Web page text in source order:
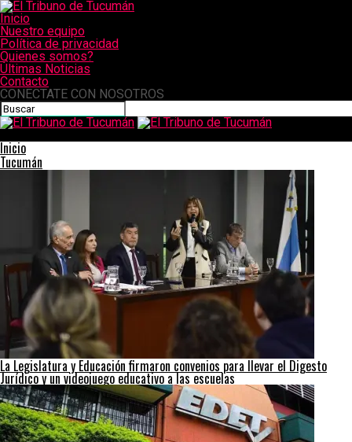
Inicio
Nuestro equipo
Política de privacidad
Quienes somos?
Últimas Noticias
Contacto
CONECTATE CON NOSOTROS
Inicio
Tucumán
La Legislatura y Educación firmaron convenios para llevar el Digesto
Jurídico y un videojuego educativo a las escuelas